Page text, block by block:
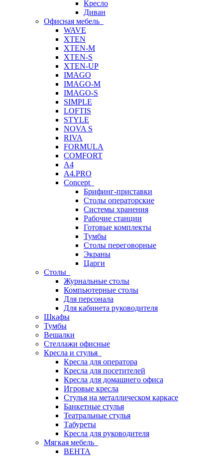
Кресло
Диван
Офисная мебель
WAVE
XTEN
XTEN-M
XTEN-S
XTEN-UP
IMAGO
IMAGO-M
IMAGO-S
SIMPLE
LOFTIS
STYLE
NOVA S
RIVA
FORMULA
COMFORT
A4
A4.PRO
Concept
Брифинг-приставки
Столы операторские
Системы хранения
Рабочие станции
Готовые комплекты
Тумбы
Столы переговорные
Экраны
Царги
Столы
Журнальные столы
Компьютерные столы
Для персонала
Для кабинета руководителя
Шкафы
Тумбы
Вешалки
Стеллажи офисные
Кресла и стулья
Кресла для оператора
Кресла для посетителей
Кресла для домашнего офиса
Игровые кресла
Стулья на металлическом каркасе
Банкетные стулья
Театральные стулья
Табуреты
Кресла для руководителя
Мягкая мебель
ВЕНТА